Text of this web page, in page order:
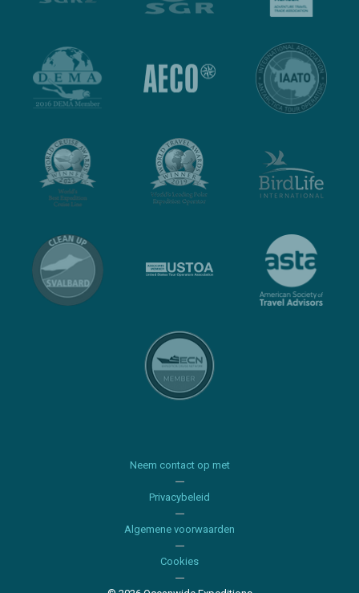
Neem contact op met
Privacybeleid
Algemene voorwaarden
Cookies